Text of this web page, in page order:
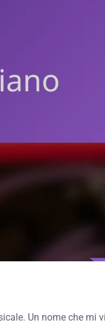
Un nome che mi